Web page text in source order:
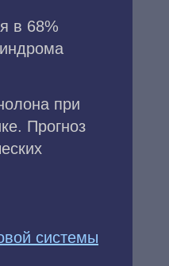
в 68%
при
Прогноз
системы